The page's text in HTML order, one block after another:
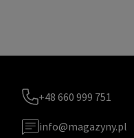
+48 660 999 751
info@magazyny.pl